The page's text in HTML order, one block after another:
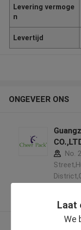
Laat
We
Levering vermoge
n
Levertijd
ONGEVEER ONS
No.